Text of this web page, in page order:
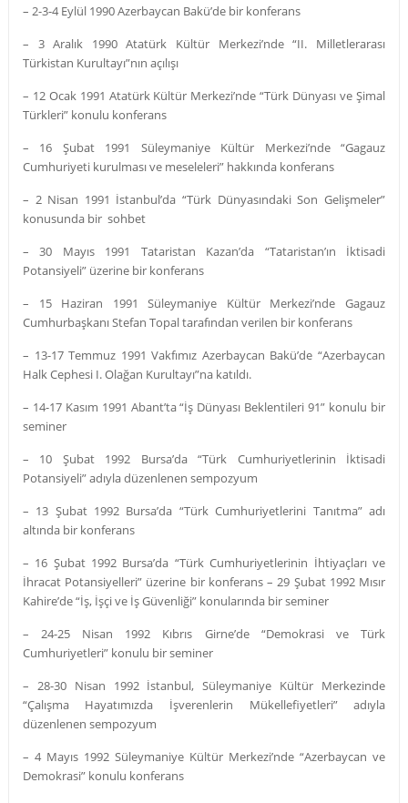
– 2-3-4 Eylül 1990 Azerbaycan Bakü’de bir konferans
– 3 Aralık 1990 Atatürk Kültür Merkezi’nde “II. Milletlerarası
Türkistan Kurultayı”nın açılışı
– 12 Ocak 1991 Atatürk Kültür Merkezi’nde “Türk Dünyası ve Şimal
Türkleri” konulu konferans
– 16 Şubat 1991 Süleymaniye Kültür Merkezi’nde “Gagauz
Cumhuriyeti kurulması ve meseleleri” hakkında konferans
– 2 Nisan 1991 İstanbul’da “Türk Dünyasındaki Son Gelişmeler”
konusunda bir sohbet
– 30 Mayıs 1991 Tataristan Kazan’da “Tataristan’ın İktisadi
Potansiyeli” üzerine bir konferans
– 15 Haziran 1991 Süleymaniye Kültür Merkezi’nde Gagauz
Cumhurbaşkanı Stefan Topal tarafından verilen bir konferans
– 13-17 Temmuz 1991 Vakfımız Azerbaycan Bakü’de “Azerbaycan
Halk Cephesi I. Olağan Kurultayı”na katıldı.
– 14-17 Kasım 1991 Abant’ta “İş Dünyası Beklentileri 91” konulu bir
seminer
– 10 Şubat 1992 Bursa’da “Türk Cumhuriyetlerinin İktisadi
Potansiyeli” adıyla düzenlenen sempozyum
– 13 Şubat 1992 Bursa’da “Türk Cumhuriyetlerini Tanıtma” adı
altında bir konferans
– 16 Şubat 1992 Bursa’da “Türk Cumhuriyetlerinin İhtiyaçları ve
İhracat Potansiyelleri” üzerine bir konferans – 29 Şubat 1992 Mısır
Kahire’de “İş, İşçi ve İş Güvenliği” konularında bir seminer
– 24-25 Nisan 1992 Kıbrıs Girne’de “Demokrasi ve Türk
Cumhuriyetleri” konulu bir seminer
– 28-30 Nisan 1992 İstanbul, Süleymaniye Kültür Merkezinde
“Çalışma Hayatımızda İşverenlerin Mükellefiyetleri” adıyla
düzenlenen sempozyum
– 4 Mayıs 1992 Süleymaniye Kültür Merkezi’nde “Azerbaycan ve
Demokrasi” konulu konferans